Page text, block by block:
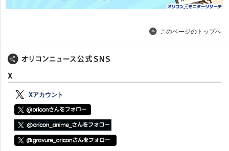
このページのトップへ
X
Xアカウント